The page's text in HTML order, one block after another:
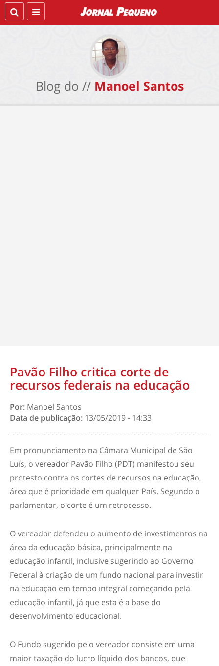
Blog do // Manoel Santos
Pavão Filho critica corte de
recursos federais na educação
Por: Manoel Santos
Data de publicação: 13/05/2019 - 14:33
Em pronunciamento na Câmara Municipal de São
Luís, o vereador Pavão Filho (PDT) manifestou seu
protesto contra os cortes de recursos na educação,
área que é prioridade em qualquer País. Segundo o
parlamentar, o corte é um retrocesso.
O vereador defendeu o aumento de investimentos na
área da educação básica, principalmente na
educação infantil, inclusive sugerindo ao Governo
Federal à criação de um fundo nacional para investir
na educação em tempo integral começando pela
educação infantil, já que esta é a base do
desenvolvimento educacional.
O Fundo sugerido pelo vereador consiste em uma
maior taxação do lucro líquido dos bancos, que